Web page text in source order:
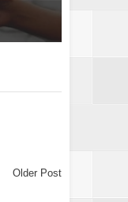
Older Post